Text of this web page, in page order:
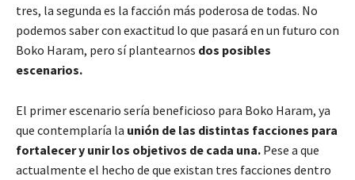
tres, la segunda es la facción más poderosa de todas. No
podemos saber con exactitud lo que pasará en un futuro con
Boko Haram, pero sí plantearnos dos posibles
escenarios.
El primer escenario sería beneficioso para Boko Haram, ya
que contemplaría la unión de las distintas facciones para
fortalecer y unir los objetivos de cada una. Pese a que
actualmente el hecho de que existan tres facciones dentro